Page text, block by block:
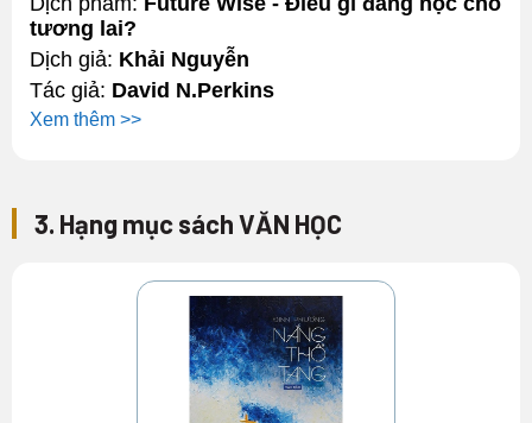
tương lai?
Dịch giả: Khải Nguyễn
Tác giả: David N.Perkins
Xem thêm >>
3. Hạng mục sách VĂN HỌC